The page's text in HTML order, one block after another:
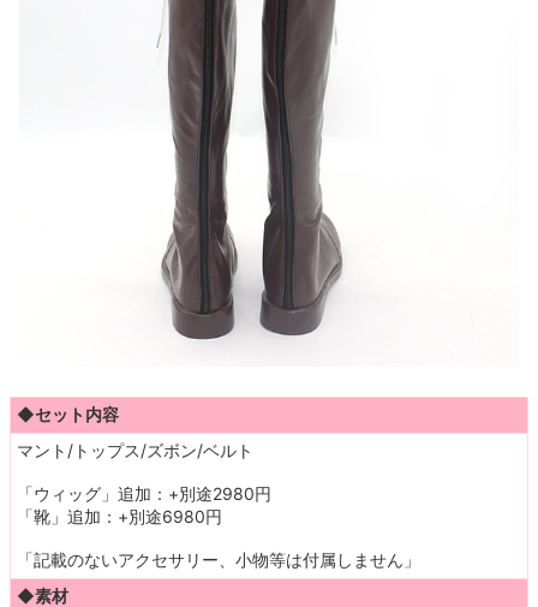
◆セット内容
マント/トップス/ズボン/ベルト
「ウィッグ」追加：+別途2980円
「靴」追加：+別途6980円
「記載のないアクセサリー、小物等は付属しません」
◆素材